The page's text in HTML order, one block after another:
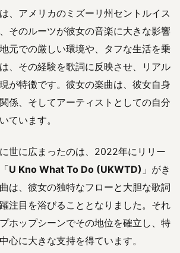
、アメリカのミズーリ州セントルイス
そのルーツが彼女の音楽に大きな影響
元での厳しい環境や、タフな生活を乗
、その経験を歌詞に反映させ、リアル
が特徴です。彼女の楽曲は、彼女自身
係、そしてアーティストとしての自分
ています。
世に広まったのは、2022年にリリー
U Kno What To Do (UKWTD) 」がき
は、彼女の独特なフローと大胆な歌詞
注目を浴びることとなりました。それ
ホップシーンでその地位を確立し、特
心に大きな支持を得ています。